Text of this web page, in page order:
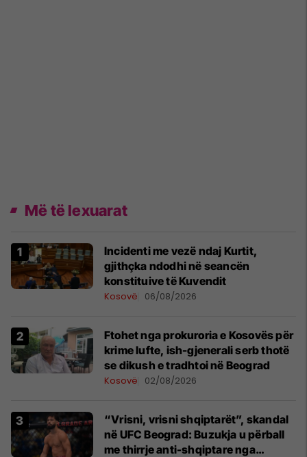
Më të lexuarat
Incidenti me vezë ndaj Kurtit,
gjithçka ndodhi në seancën
konstituive të Kuvendit
Kosovë 06/08/2026
Ftohet nga prokuroria e Kosovës për
krime lufte, ish-gjenerali serb thotë
se dikush e tradhtoi në Beograd
Kosovë 02/08/2026
“Vrisni, vrisni shqiptarët”, skandal
në UFC Beograd: Buzukja u përball
me thirrje anti-shqiptare nga